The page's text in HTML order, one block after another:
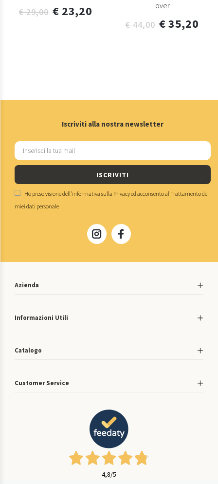
€ 29,00 € 23,20
over
€ 44,00 € 35,20
Iscriviti alla nostra newsletter
ISCRIVITI
Ho preso visione dell'informativa sulla Privacyed acconsento alTrattamento dei
miei dati personale
Azienda
Informazioni Utili
Catalogo
Customer Service
4,8/5